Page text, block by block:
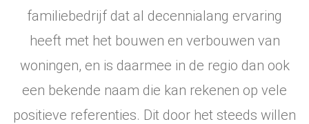
familiebedrijf dat al decennialang ervaring
heeft met het bouwen en verbouwen van
woningen, en is daarmee in de regio dan ook
een bekende naam die kan rekenen op vele
positieve referenties. Dit door het steeds willen